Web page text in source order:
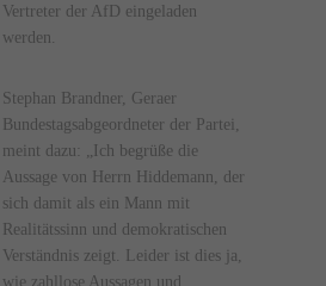
Vertreter der AfD eingeladen
werden.
Stephan Brandner, Geraer
Bundestagsabgeordneter der Partei,
meint dazu: „Ich begrüße die
Aussage von Herrn Hiddemann, der
sich damit als ein Mann mit
Realitätssinn und demokratischen
Verständnis zeigt. Leider ist dies ja,
wie zahllose Aussagen und